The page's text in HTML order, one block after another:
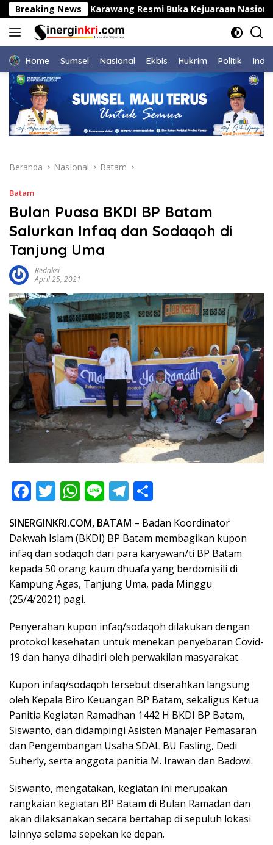
Langsung
ke
konten
Breaking News
Bupati Karawang Resmi Buka Kejuaraan Nasional
Home Sumsel NasIonal Ekbis Hukrim Politik
Beranda NasIonal Batam
Batam
Bulan Puasa BKDI BP Batam
Salurkan Infaq dan Sodaqoh di
Tanjung Uma
Redaksi
April 25, 2021
F
e
b
o
o
k
T
itt
er
W
at
s
A
p
p
Li
e
T
e
gr
a
m
ar
e
SINERGINKRI.COM, BATAM – Badan Koordinator
Dakwah Islam (BKDI) BP Batam membagikan kupon
infaq dan sodaqoh dari para karyawan/ti BP Batam
kepada 50 orang kaum dhuafa yang berdomisili di
Kampung Agas, Tanjung Uma, pada Minggu
(25/4/2021) pagi.
Penyerahan kupon infaq/sodaqoh dilakukan dengan
protokol kesehatan untuk menekan penyebaran Covid-
19 dan hanya dihadiri oleh perwakilan masyarakat.
Kupon infaq/sodaqoh tersebut diserahkan langsung
oleh Kepala Biro Keuangan BP Batam, sekaligus Ketua
Panitia Kegiatan Ramadhan 1442 H BKDI BP Batam,
Siswanto, dan didampingi Asisten Manajer Pemasaran
dan Pengembangan Usaha SDAL BU Fasling, Dedi
Suherly, serta anggota panitia M. Irawan dan Badowi.
Siswanto, mengatakan, kegiatan ini merupakan
rangkaian kegiatan BP Batam di Bulan Ramadan dan
akan dilaksanakan secara bertahap di sepuluh lokasi
lainnya selama sepekan ke depan.